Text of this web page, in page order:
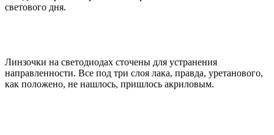
светового дня.
Линзочки на светодиодах сточены для устранения
направленности. Все под три слоя лака, правда, уретанового,
как положено, не нашлось, пришлось акриловым.